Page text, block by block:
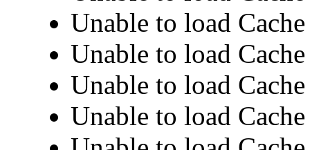
Unable to load
Unable to load
Unable to load
Unable to load